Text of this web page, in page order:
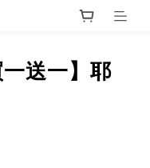
一送一】耶